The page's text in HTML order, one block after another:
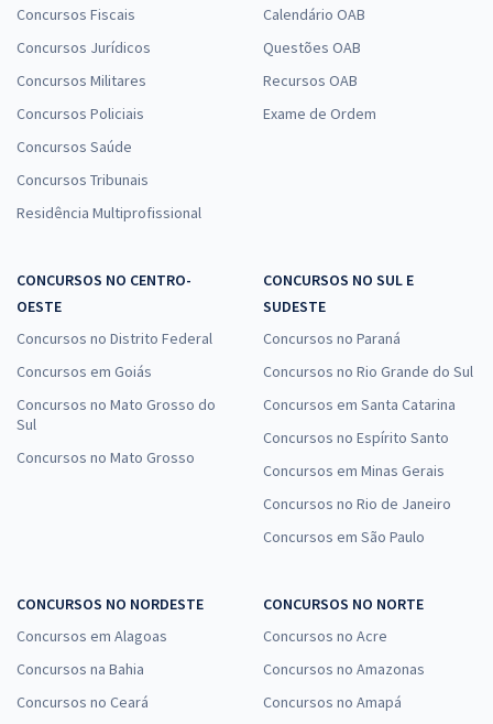
Concursos Fiscais
Concursos Jurídicos
Concursos Militares
Concursos Policiais
Concursos Saúde
Concursos Tribunais
Residência Multiprofissional
Calendário OAB
Questões OAB
Recursos OAB
Exame de Ordem
CONCURSOS NO CENTRO-
OESTE
Concursos no Distrito Federal
Concursos em Goiás
Concursos no Mato Grosso do
Sul
Concursos no Mato Grosso
CONCURSOS NO SUL E
SUDESTE
Concursos no Paraná
Concursos no Rio Grande do Sul
Concursos em Santa Catarina
Concursos no Espírito Santo
Concursos em Minas Gerais
Concursos no Rio de Janeiro
Concursos em São Paulo
CONCURSOS NO NORDESTE
Concursos em Alagoas
Concursos na Bahia
Concursos no Ceará
CONCURSOS NO NORTE
Concursos no Acre
Concursos no Amazonas
Concursos no Amapá